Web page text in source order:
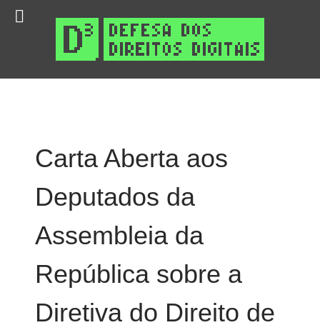
Carta Aberta aos
Deputados da
Assembleia da
República sobre a
Diretiva do Direito de